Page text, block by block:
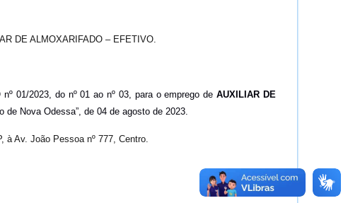
DE ALMOXARIFADO – EFETIVO.
01/2023, do nº 01 ao nº 03, para o emprego deAUXILIAR DE
Nova Odessa”, de 04 de agosto de 2023.
à Av. João Pessoa nº 777, Centro.